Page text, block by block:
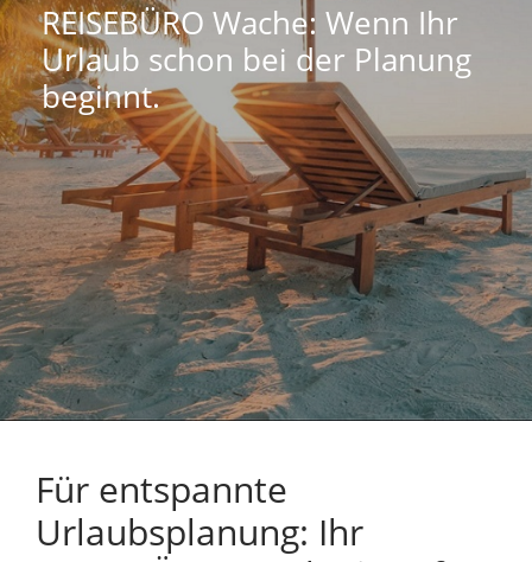
REISEBÜRO Wache: Wenn Ihr
Urlaub schon bei der Planung
beginnt.
Für entspannte
Urlaubsplanung: Ihr